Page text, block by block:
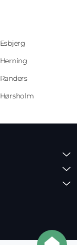
Esbjerg
Herning
Randers
Hørsholm